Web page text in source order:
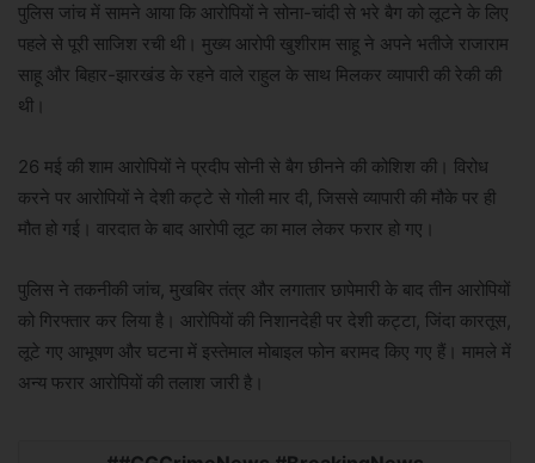
पुलिस जांच में सामने आया कि आरोपियों ने सोना-चांदी से भरे बैग को लूटने के लिए
पहले से पूरी साजिश रची थी। मुख्य आरोपी खुशीराम साहू ने अपने भतीजे राजाराम
साहू और बिहार-झारखंड के रहने वाले राहुल के साथ मिलकर व्यापारी की रेकी की
थी।
26 मई की शाम आरोपियों ने प्रदीप सोनी से बैग छीनने की कोशिश की। विरोध
करने पर आरोपियों ने देशी कट्टे से गोली मार दी, जिससे व्यापारी की मौके पर ही
मौत हो गई। वारदात के बाद आरोपी लूट का माल लेकर फरार हो गए।
पुलिस ने तकनीकी जांच, मुखबिर तंत्र और लगातार छापेमारी के बाद तीन आरोपियों
को गिरफ्तार कर लिया है। आरोपियों की निशानदेही पर देशी कट्टा, जिंदा कारतूस,
लूटे गए आभूषण और घटना में इस्तेमाल मोबाइल फोन बरामद किए गए हैं। मामले में
अन्य फरार आरोपियों की तलाश जारी है।